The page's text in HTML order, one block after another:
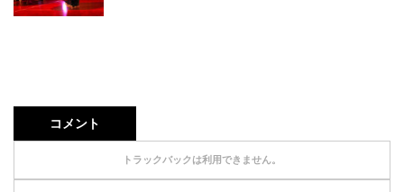
コメント
トラックバックは利用できません。